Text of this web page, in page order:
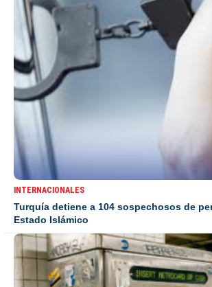
INTERNACIONALES
Turquía detiene a 104 sospechosos de
Estado Islámico